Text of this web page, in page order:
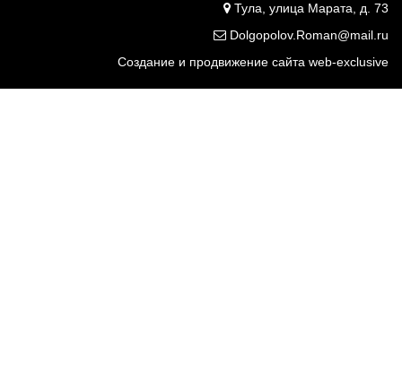
Тула, улица Марата, д. 73
Dolgopolov.Roman@mail.ru
Создание и продвижение сайта web-exclusive